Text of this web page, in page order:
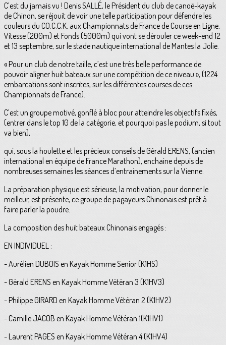
C’est du jamais vu ! Denis SALLÉ, le Président du club de canoë-kayak
de Chinon, se réjouit de voir une telle participation pour défendre les
couleurs du CO.C.C.K. aux Championnats de France de Course en Ligne,
Vitesse (200m) et Fonds (5000m) qui vont se dérouler ce week-end 12
et 13 septembre, sur le stade nautique international de Mantes la Jolie.
« Pour un club de notre taille, c’est une très belle performance de
pouvoir aligner huit bateaux sur une compétition de ce niveau », (1224
embarcations sont inscrites, sur les différentes courses de ces
Championnats de France).
C’est un groupe motivé, gonflé à bloc pour atteindre les objectifs fixés,
(entrer dans le top 10 de la catégorie, et pourquoi pas le podium, si tout
va bien),
qui, sous la houlette et les précieux conseils de Gérald ERENS, (ancien
international en équipe de France Marathon), enchaine depuis de
nombreuses semaines les séances d’entrainements sur la Vienne.
La préparation physique est sérieuse, la motivation, pour donner le
meilleur, est présente, ce groupe de pagayeurs Chinonais est prêt à
faire parler la poudre.
La composition des huit bateaux Chinonais engagés :
EN INDIVIDUEL :
- Aurélien DUBOIS en Kayak Homme Senior (K1HS)
- Gérald ERENS en Kayak Homme Vétéran 3 (K1HV3)
- Philippe GIRARD en Kayak Homme Vétéran 2 (K1HV2)
- Camille JACOB en Kayak Homme Vétéran 1(K1HV1)
- Laurent PAGES en Kayak Homme Vétéran 4 (K1HV4)